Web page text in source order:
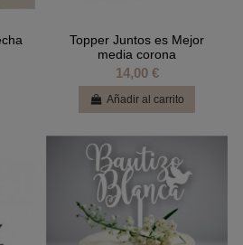
Topper Juntos es Mejor
media corona
14,00 €
Añadir al carrito